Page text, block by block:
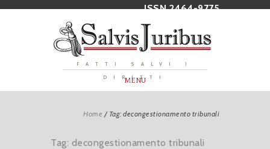
ISSN 2464-9775
FATTI SALVI I
DIRITTI
MENU
Home / Tag: decongestionamento tribunali
Tag: decongestionamento tribunali